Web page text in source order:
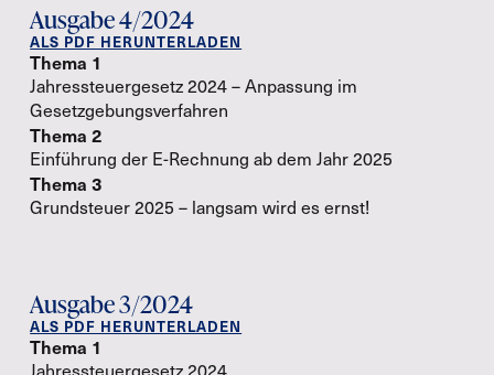
Ausgabe 4/2024
ALS PDF HERUNTERLADEN
Thema 1
Jahressteuergesetz 2024 – Anpassung im
Gesetzgebungsverfahren
Thema 2
Einführung der E-Rechnung ab dem Jahr 2025
Thema 3
Grundsteuer 2025 – langsam wird es ernst!
Ausgabe 3/2024
ALS PDF HERUNTERLADEN
Thema 1
Jahressteuergesetz 2024